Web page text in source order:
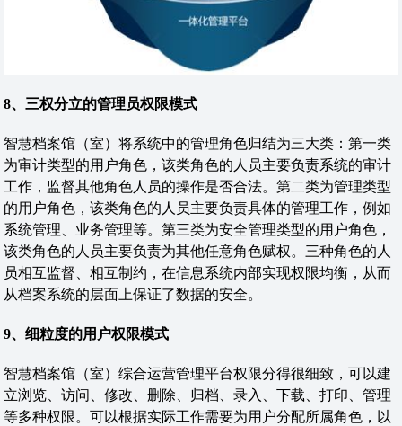
8、三权分立的管理员权限模式
智慧档案馆（室）将系统中的管理角色归结为三大类：第一类
为审计类型的用户角色，该类角色的人员主要负责系统的审计
工作，监督其他角色人员的操作是否合法。第二类为管理类型
的用户角色，该类角色的人员主要负责具体的管理工作，例如
系统管理、业务管理等。第三类为安全管理类型的用户角色，
该类角色的人员主要负责为其他任意角色赋权。三种角色的人
员相互监督、相互制约，在信息系统内部实现权限均衡，从而
从档案系统的层面上保证了数据的安全。
9、细粒度的用户权限模式
智慧档案馆（室）综合运营管理平台权限分得很细致，可以建
立浏览、访问、修改、删除、归档、录入、下载、打印、管理
等多种权限。可以根据实际工作需要为用户分配所属角色，以